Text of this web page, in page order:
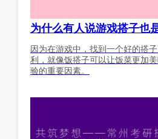
为什么有人说游戏搭子也
因为在游戏中，找到一个好的搭
利，就像饭搭子可以让饭菜更加
验的重要因素。